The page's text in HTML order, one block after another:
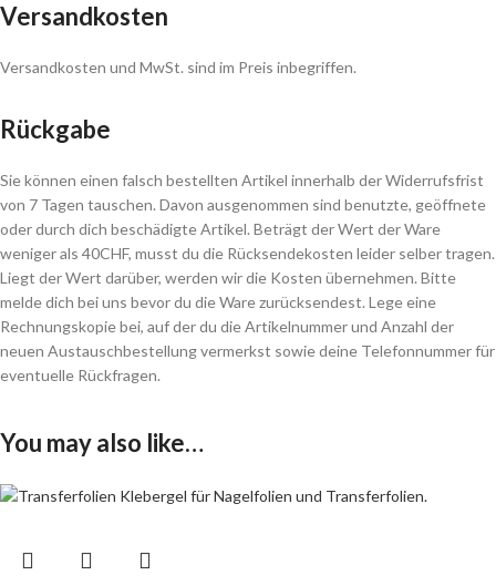
Versandkosten
Versandkosten und MwSt. sind im Preis inbegriffen.
Rückgabe
Sie können einen falsch bestellten Artikel innerhalb der Widerrufsfrist
von 7 Tagen tauschen. Davon ausgenommen sind benutzte, geöffnete
oder durch dich beschädigte Artikel. Beträgt der Wert der Ware
weniger als 40CHF, musst du die Rücksendekosten leider selber tragen.
Liegt der Wert darüber, werden wir die Kosten übernehmen. Bitte
melde dich bei uns bevor du die Ware zurücksendest. Lege eine
Rechnungskopie bei, auf der du die Artikelnummer und Anzahl der
neuen Austauschbestellung vermerkst sowie deine Telefonnummer für
eventuelle Rückfragen.
You may also like…